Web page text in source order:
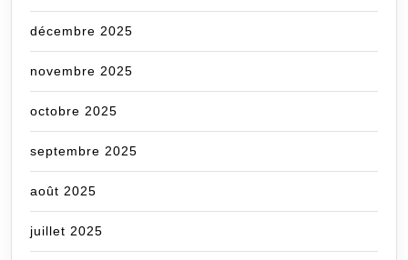
décembre 2025
novembre 2025
octobre 2025
septembre 2025
août 2025
juillet 2025